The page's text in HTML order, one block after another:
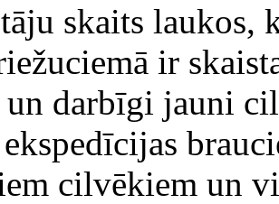
skaits laukos,
ir
un darbīgi jauni
cilvēkiem un